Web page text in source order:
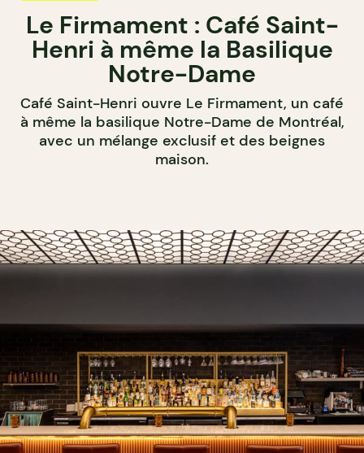
Le Firmament : Café Saint-
Henri à même la Basilique
Notre-Dame
Café Saint-Henri ouvre Le Firmament, un café
à même la basilique Notre-Dame de Montréal,
avec un mélange exclusif et des beignes
maison.